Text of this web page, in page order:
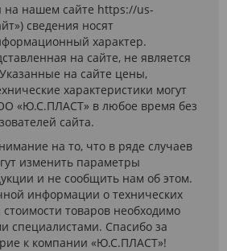
на нашем сайте https://us-
сведения носят
характер.
на сайте, не является
на сайте цены,
характеристики могут
«Ю.С.ПЛАСТ» в любое время без
сайта.
на то, что в ряде случаев
изменить параметры
и не сообщить нам об этом.
информации о технических
стоимости товаров необходимо
специалистами. Спасибо за
к компании «Ю.С.ПЛАСТ»!